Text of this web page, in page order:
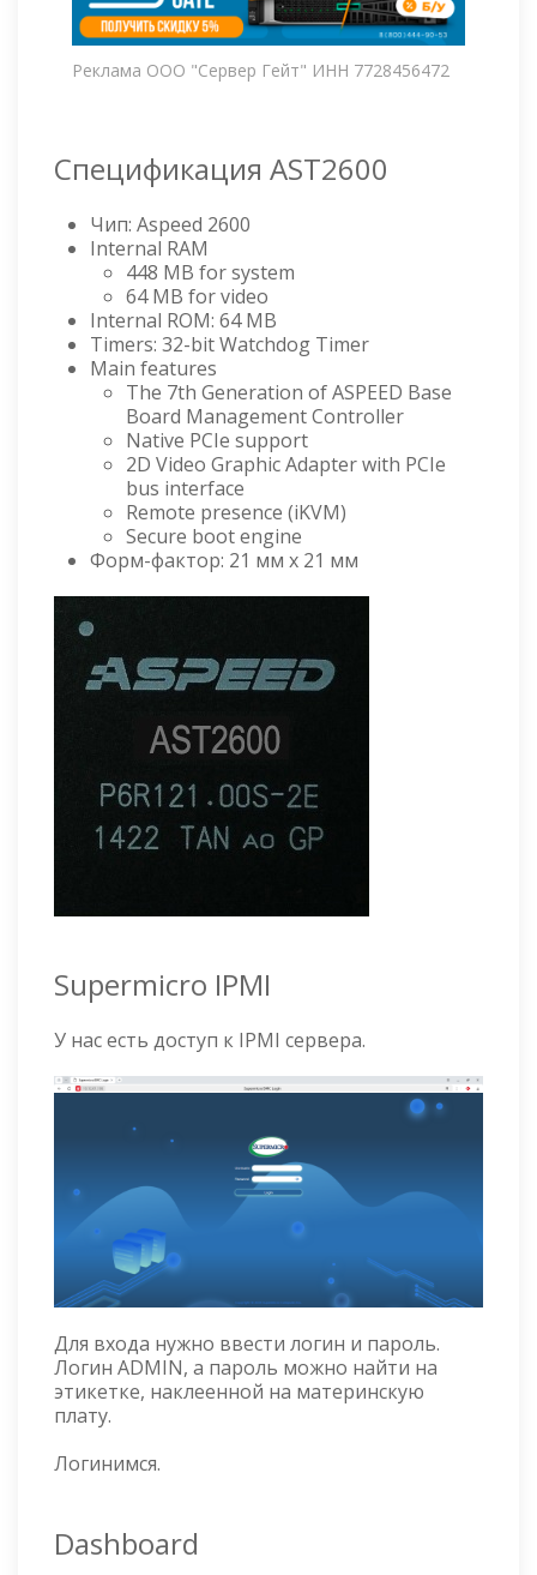
Реклама ООО "Сервер Гейт" ИНН 7728456472
Спецификация AST2600
Чип: Aspeed 2600
Internal RAM
448 MB for system
64 MB for video
Internal ROM: 64 MB
Timers: 32-bit Watchdog Timer
Main features
The 7th Generation of ASPEED Base
Board Management Controller
Native PCIe support
2D Video Graphic Adapter with PCIe
bus interface
Remote presence (iKVM)
Secure boot engine
Форм-фактор: 21 мм x 21 мм
Supermicro IPMI
У нас есть доступ к IPMI сервера.
Для входа нужно ввести логин и пароль.
Логин ADMIN, а пароль можно найти на
этикетке, наклеенной на материнскую
плату.
Логинимся.
Dashboard